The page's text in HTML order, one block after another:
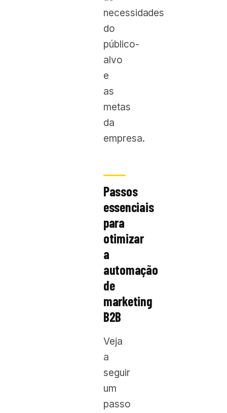
necessidades
do
público-
alvo
e
as
metas
da
empresa.
Passos
essenciais
para
otimizar
a
automação
de
marketing
B2B
Veja
a
seguir
um
passo